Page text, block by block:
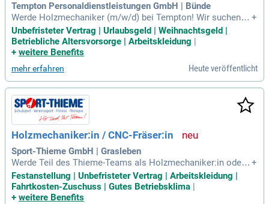
Tempton Personaldienstleistungen GmbH | Bünde
Werde Holzmechaniker (m/w/d) bei Tempton! Wir suchen a
b sofort engagierte Unterstützung in Vollzeit. Profitiere von
einem unbefristeten Arbeitsverhältnis und dem vollen Schut
z des Tarifvertrags. Genieße bis zu 30 Tage Urlaub, Urlaubsg
rge. Deine Aufgaben umfassen die Bedienung und Einrichtun
g von Holzbearbeitungsmaschinen. Bewirb dich jetzt und nu
tze tolle Arbeitnehmerrabatte sowie flexible Lohnabschlags
zahlungen!
+
Unbefristeter Vertrag | Urlaubsgeld | Weihnachtsgeld |
Betriebliche Altersvorsorge | Arbeitskleidung
+ weitere Benefits
mehr erfahren Heute veröffentlicht
Holzmechaniker:in / CNC-Fräser:in
Sport-Thieme GmbH | Grasleben
Werde Teil des Thieme-Teams als Holzmechaniker:in oder
CNC-Fräser:in in Grasleben! Wir suchen talentierte Fachkräf
te, die Freude am Bau von Sportgeräten für Schulen und Ver
eine haben. Mit bereits vorhandener Erfahrung in der CNC-T
+
Festanstellung | Unbefristeter Vertrag | Arbeitskleidung |
Fahrtkosten-Zuschuss | Gutes Betriebsklima |
+ weitere Benefits